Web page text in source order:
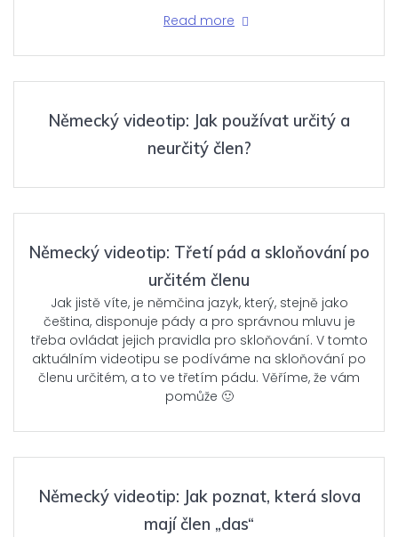
Read more
Německý videotip: Jak používat určitý a
neurčitý člen?
Německý videotip: Třetí pád a skloňování po
určitém členu
Jak jistě víte, je němčina jazyk, který, stejně jako
čeština, disponuje pády a pro správnou mluvu je
třeba ovládat jejich pravidla pro skloňování. V tomto
aktuálním videotipu se podíváme na skloňování po
členu určitém, a to ve třetím pádu. Věříme, že vám
pomůže 🙂
Německý videotip: Jak poznat, která slova
mají člen „das“